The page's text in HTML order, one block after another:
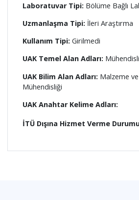
Laboratuvar Tipi: Bölüme Bağlı
Uzmanlaşma Tipi: İleri Araştırma
Kullanım Tipi: Girilmedi
UAK Temel Alan Adları:
UAK Bilim Alan Adları: Malzeme
Mühendisliği
UAK Anahtar Kelime Adları:
İTÜ Dışına Hizmet Verme